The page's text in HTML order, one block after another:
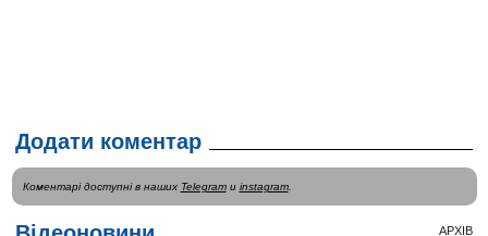
Додати коментар
Коментарі доступні в наших Telegramи instagram.
АРХІВ